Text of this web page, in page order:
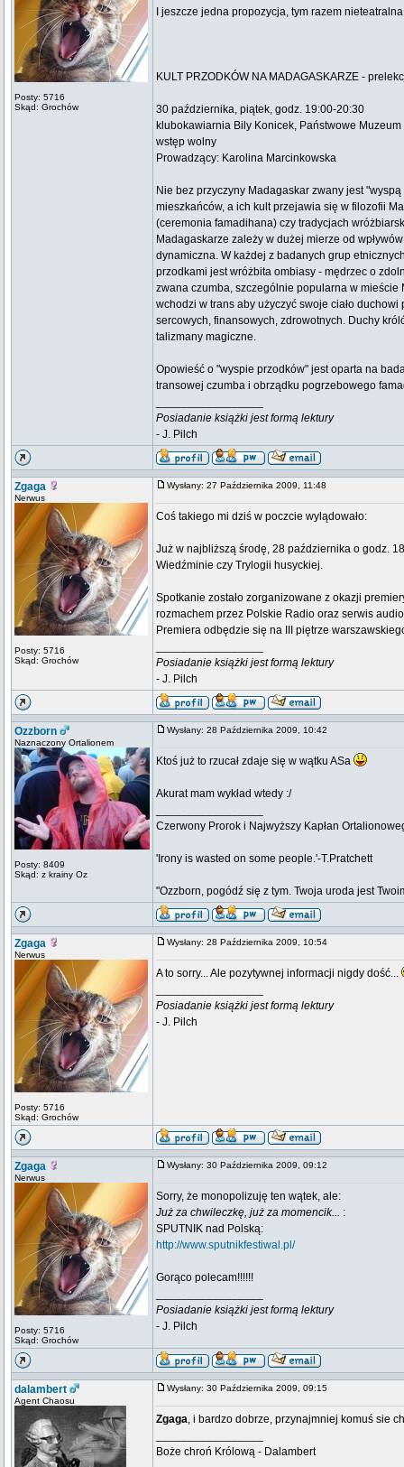
Posty: 5716
Skąd: Grochów
I jeszcze jedna propozycja, tym razem
KULT PRZODKÓW NA MADAGASKARZE -
30 października, piątek, godz. 19:00-20:30
klubokawiarnia Bily Konicek, Państwowe
wstęp wolny
Prowadzący: Karolina Marcinkowska
Nie bez przyczyny Madagaskar zwany jest
mieszkańców, a ich kult przejawia się w filozofii
(ceremonia famadihana) czy tradycjach
Madagaskarze zależy w dużej mierze od
dynamiczna. W każdej z badanych grup
przodkami jest wróżbita ombiasy - mędrzec o
zwana czumba, szczególnie popularna w
wchodzi w trans aby użyczyć swoje ciało
sercowych, finansowych, zdrowotnych. Duchy
talizmany magiczne.
Opowieść o "wyspie przodków" jest oparta na
transowej czumba i obrządku pogrzebowego
Posiadanie książki jest formą lektury
- J. Pilch
Zgaga
Nerwus
Posty: 5716
Skąd: Grochów
Wysłany: 27 Października 2009, 11:48
Coś takiego mi dziś w poczcie wylądowało:
Już w najbliższą środę, 28 października o godz.
Wiedźminie czy Trylogii husyckiej.
Spotkanie zostało zorganizowane z okazji
rozmachem przez Polskie Radio oraz serwis
Premiera odbędzie się na III piętrze
Posiadanie książki jest formą lektury
- J. Pilch
Ozzborn
Naznaczony Ortalionem
Posty: 8409
Skąd: z krainy Oz
Wysłany: 28 Października 2009, 10:42
Ktoś już to rzucał zdaje się w wątku ASa
Akurat mam wykład wtedy :/
Czerwony Prorok i Najwyższy Kapłan
'Irony is wasted on some people.'-T.Pratchett
"Ozzborn, pogódź się z tym. Twoja uroda jest
Zgaga
Nerwus
Posty: 5716
Skąd: Grochów
Wysłany: 28 Października 2009, 10:54
A to sorry... Ale pozytywnej informacji nigdy dość...
Posiadanie książki jest formą lektury
- J. Pilch
Zgaga
Nerwus
Posty: 5716
Skąd: Grochów
Wysłany: 30 Października 2009, 09:12
Sorry, że monopolizuję ten wątek, ale:
Już za chwileczkę, już za momencik... :
SPUTNIK nad Polską:
http://www.sputnikfestiwal.pl/
Gorąco polecam!!!!!!
Posiadanie książki jest formą lektury
- J. Pilch
dalambert
Agent Chaosu
Wysłany: 30 Października 2009, 09:15
Zgaga, i bardzo dobrze, przynajmniej komuś sie
Boże chroń Królową - Dalambert